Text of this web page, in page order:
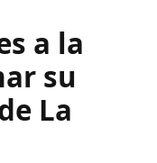
a la
su
La